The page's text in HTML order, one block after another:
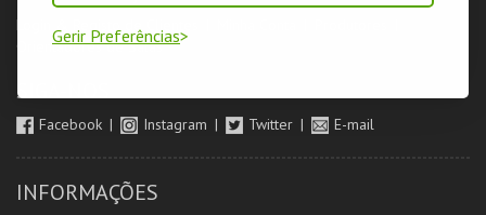
Gerir Preferências
Login & Registo de Clientes
Orientadores de Salas
SIGA-NOS
Facebook Instagram Twitter E-mail
INFORMAÇÕES